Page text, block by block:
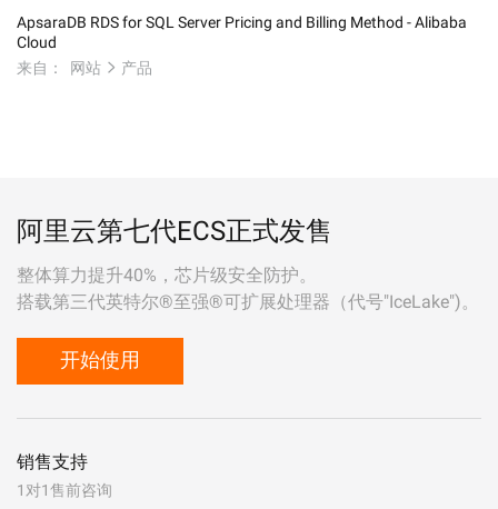
ApsaraDB RDS for SQL Server Pricing and Billing Method - Alibaba
Cloud
来自：
网站 产品
阿里云第七代ECS正式发售
整体算力提升40%，芯片级安全防护。
搭载第三代英特尔®至强®可扩展处理器（代号"IceLake")。
开始使用
销售支持
1对1售前咨询